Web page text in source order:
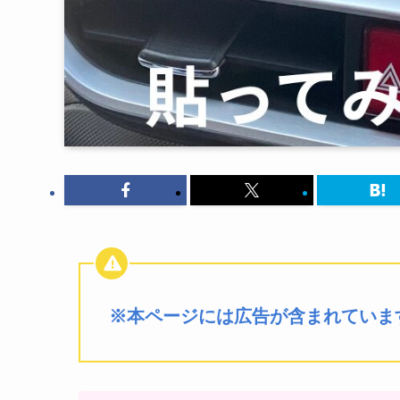
※本ページには広告が含まれていま